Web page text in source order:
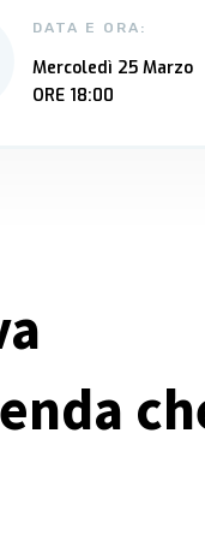
DATA E ORA:
Mercoledì 25 Marzo
ORE 18:00